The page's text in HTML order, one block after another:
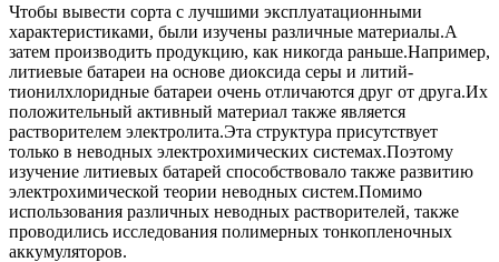
Чтобы вывести сорта с лучшими эксплуатационными
характеристиками, были изучены различные материалы.А
затем производить продукцию, как никогда раньше.Например,
литиевые батареи на основе диоксида серы и литий-
тионилхлоридные батареи очень отличаются друг от друга.Их
положительный активный материал также является
растворителем электролита.Эта структура присутствует
только в неводных электрохимических системах.Поэтому
изучение литиевых батарей способствовало также развитию
электрохимической теории неводных систем.Помимо
использования различных неводных растворителей, также
проводились исследования полимерных тонкопленочных
аккумуляторов.